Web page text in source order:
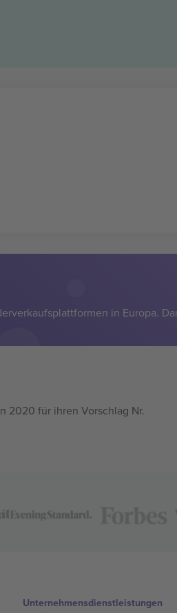
in Europa.
2020 für ihren Vorschlag Nr.
Unternehmensdienstleistungen